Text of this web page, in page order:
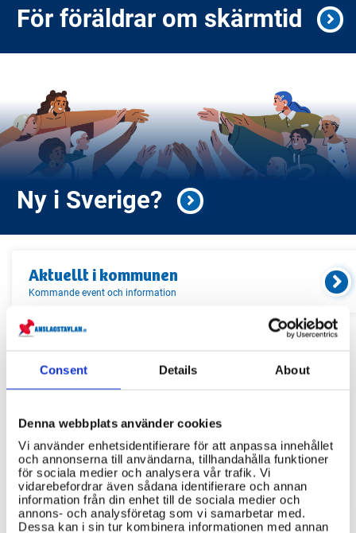
Consent Details About
Denna webbplats använder cookies
Vi använder enhetsidentifierare för att anpassa innehållet
och annonserna till användarna, tillhandahålla funktioner
för sociala medier och analysera vår trafik. Vi
vidarebefordrar även sådana identifierare och annan
information från din enhet till de sociala medier och
annons- och analysföretag som vi samarbetar med.
Dessa kan i sin tur kombinera informationen med annan
För föräldrar om skärmtid
Ny i Sverige?
Aktuellt i kommunen
Kommande event och information
Bibliotek
Idrottsanläggningar
Återvinningscentraler